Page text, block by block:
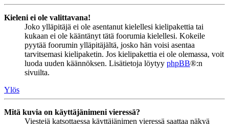
Kieleni ei ole valittavana!
Joko ylläpitäjä ei ole asentanut kielellesi kielipakettia tai
kukaan ei ole kääntänyt tätä foorumia kielellesi. Kokeile
pyytää foorumin ylläpitäjältä, josko hän voisi asentaa
tarvitsemasi kielipaketin. Jos kielipakettia ei ole olemassa, voit
luoda uuden käännöksen. Lisätietoja löytyy phpBB®:n
sivuilta.
Ylös
Mitä kuvia on käyttäjänimeni vieressä?
Viestejä katsottaessa käyttäjänimen vieressä saattaa näkyä